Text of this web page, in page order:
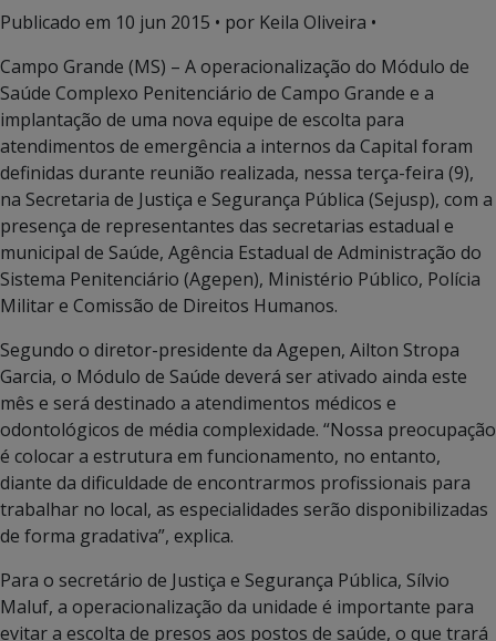
Publicado em 10 jun 2015 • por Keila Oliveira •
Campo Grande (MS) – A operacionalização do Módulo de
Saúde Complexo Penitenciário de Campo Grande e a
implantação de uma nova equipe de escolta para
atendimentos de emergência a internos da Capital foram
definidas durante reunião realizada, nessa terça-feira (9),
na Secretaria de Justiça e Segurança Pública (Sejusp), com a
presença de representantes das secretarias estadual e
municipal de Saúde, Agência Estadual de Administração do
Sistema Penitenciário (Agepen), Ministério Público, Polícia
Militar e Comissão de Direitos Humanos.
Segundo o diretor-presidente da Agepen, Ailton Stropa
Garcia, o Módulo de Saúde deverá ser ativado ainda este
mês e será destinado a atendimentos médicos e
odontológicos de média complexidade. “Nossa preocupação
é colocar a estrutura em funcionamento, no entanto,
diante da dificuldade de encontrarmos profissionais para
trabalhar no local, as especialidades serão disponibilizadas
de forma gradativa”, explica.
Para o secretário de Justiça e Segurança Pública, Sílvio
Maluf, a operacionalização da unidade é importante para
evitar a escolta de presos aos postos de saúde, o que trará